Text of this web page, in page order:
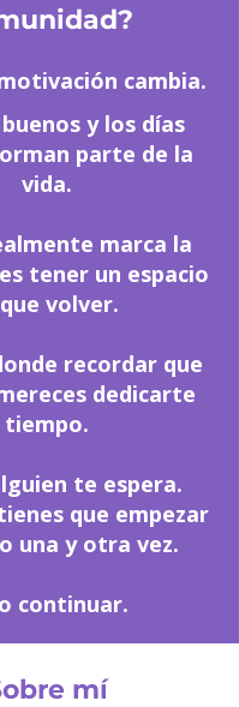
cambia.
y los días
parte de la
vida.
marca la
tener un espacio
volver.
recordar que
dedicarte
tiempo.
te espera.
que empezar
una y otra vez.
continuar.
mí